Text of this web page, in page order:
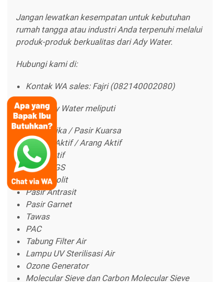
Jangan lewatkan kesempatan untuk kebutuhan
rumah tangga atau industri Anda terpenuhi melalui
produk-produk berkualitas dari Ady Water.
Hubungi kami di:
Kontak WA sales: Fajri (082140002080)
Produk Ady Water meliputi
Pasir Silika / Pasir Kuarsa
Karbon Aktif / Arang Aktif
Pasir Aktif
Pasir MGS
Pasir Zeolit
Pasir Antrasit
Pasir Garnet
Tawas
PAC
Tabung Filter Air
Lampu UV Sterilisasi Air
Ozone Generator
Molecular Sieve dan Carbon Molecular Sieve